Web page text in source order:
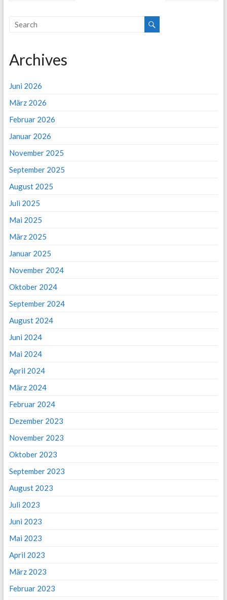
Archives
Juni 2026
März 2026
Februar 2026
Januar 2026
November 2025
September 2025
August 2025
Juli 2025
Mai 2025
März 2025
Januar 2025
November 2024
Oktober 2024
September 2024
August 2024
Juni 2024
Mai 2024
April 2024
März 2024
Februar 2024
Dezember 2023
November 2023
Oktober 2023
September 2023
August 2023
Juli 2023
Juni 2023
Mai 2023
April 2023
März 2023
Februar 2023